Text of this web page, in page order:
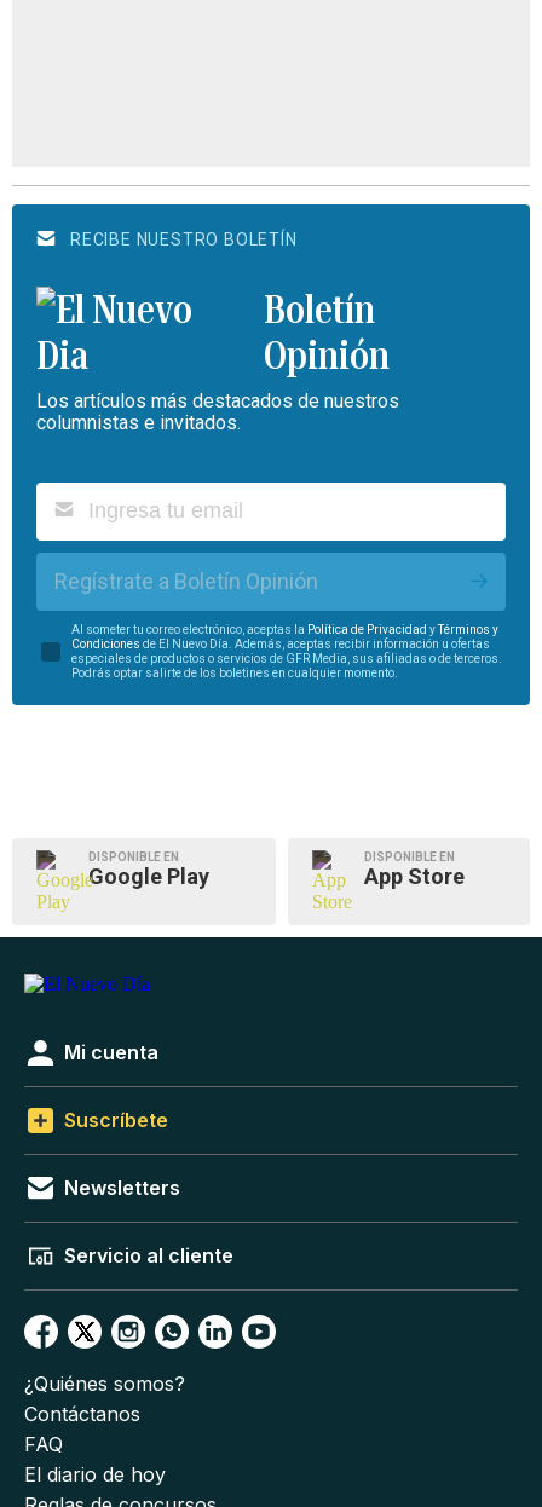
RECIBE NUESTRO BOLETÍN
Boletín
Opinión
Los artículos más destacados de nuestros
columnistas e invitados.
Regístrate a Boletín Opinión
Al someter tu correo electrónico, aceptas la Política de Privacidad yTérminos y
Condiciones de El Nuevo Día. Además, aceptas recibir información u ofertas
especiales de productos o servicios de GFR Media, sus afiliadas o de terceros.
Podrás optar salirte de los boletines en cualquier momento.
DISPONIBLE EN
Google Play
DISPONIBLE EN
App Store
Mi cuenta
Suscríbete
Newsletters
Servicio al cliente
¿Quiénes somos?
Contáctanos
FAQ
El diario de hoy